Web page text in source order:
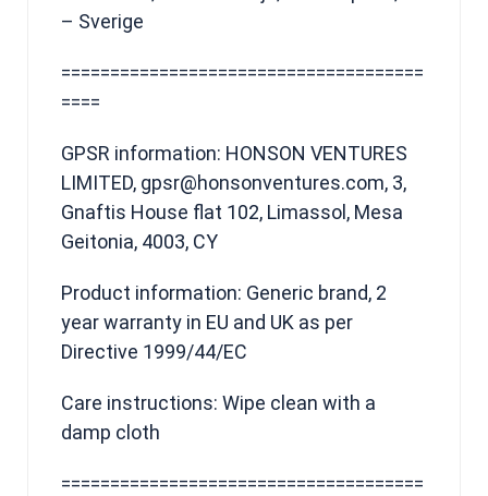
– Sverige
=====================================
====
GPSR information: HONSON VENTURES
LIMITED, gpsr@honsonventures.com, 3,
Gnaftis House flat 102, Limassol, Mesa
Geitonia, 4003, CY
Product information: Generic brand, 2
year warranty in EU and UK as per
Directive 1999/44/EC
Care instructions: Wipe clean with a
damp cloth
=====================================